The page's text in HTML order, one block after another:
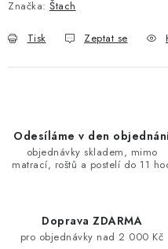
Značka: Štach
Tisk Zeptat se
Odesíláme v den
objednávky skladem, mimo
matrací, roštů a postelí do 11
Doprava ZDARMA
pro objednávky nad 2 000 Kč